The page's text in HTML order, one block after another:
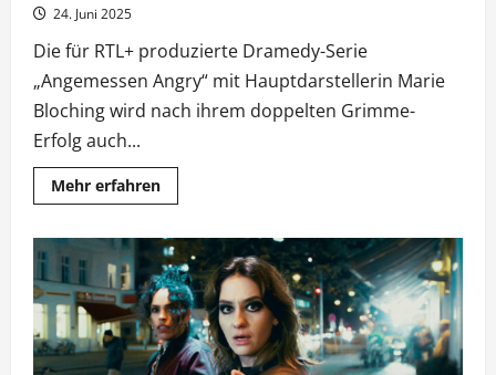
24. Juni 2025
Die für RTL+ produzierte Dramedy-Serie
„Angemessen Angry“ mit Hauptdarstellerin Marie
Bloching wird nach ihrem doppelten Grimme-
Erfolg auch...
Mehr erfahrenMehr
Informationen
Studios:
Frankreich-
Deal
für
„Angemessen
Angry“